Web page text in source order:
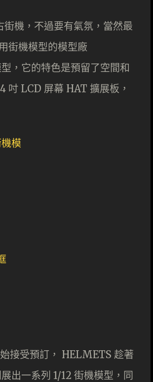
機，不過要有氣氛，當然最
街機模型的模型廠
，它的特色是預留了空間和
吋 LCD 屏幕 HAT 擴展板，
接受預訂， HELMETS 趁著
出一系列 1/12 街機模型，同